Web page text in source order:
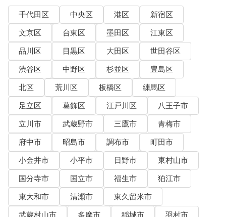
千代田区 中央区 港区
新宿区
文京区
台東区 墨田区
江東区
品川区
目黒区 大田区
世田谷区
渋谷区
中野区 杉並区
豊島区
北区
荒川区 板橋区
練馬区
足立区
葛飾区 江戸川区
八王子市
立川市
武蔵野市 三鷹市
青梅市
府中市
昭島市 調布市
町田市
小金井市
小平市 日野市
東村山市
国分寺市
国立市 福生市
狛江市
東大和市
清瀬市
東久留米市
武蔵村山市
多摩市 稲城市
羽村市